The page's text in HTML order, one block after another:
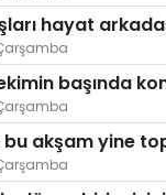
hayat
başında
akşam yine